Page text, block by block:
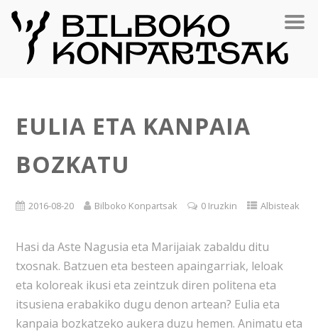
EULIA ETA KANPAIA
BOZKATU
2016-08-20 Bilboko Konpartsak 0 Iruzkin Albisteak
Hasi da Aste Nagusia eta Marijaiak zabaldu ditu
txosnak. Batzuen eta besteen apaingarriak, leloak
eta koloreak ikusi eta zeintzuk diren politena eta
itsusiena erabakiko dugu denon artean? Eulia eta
kanpaia bozkatzeko aukera duzu hemen. Animatu eta